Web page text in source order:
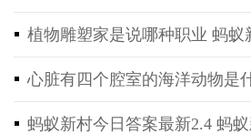
1.转入的角色必须为新创建角色
2.转游角色一对一，不得多个角色
3.转游福利必须在新角色充值100
植物雕塑家是说哪种职业 蚂蚁
心脏有四个腔室的海洋动物是
蚂蚁新村今日答案最新2.4 蚂